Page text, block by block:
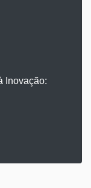
Inovação: